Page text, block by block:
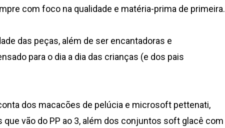
com foco na qualidade e matéria-prima de primeira.
das peças, além de ser encantadoras e
para o dia a dia das crianças (e dos pais
dos macacões de pelúcia e microsoft pettenati,
vão do PP ao 3, além dos conjuntos soft glacê com